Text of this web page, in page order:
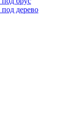
дерево